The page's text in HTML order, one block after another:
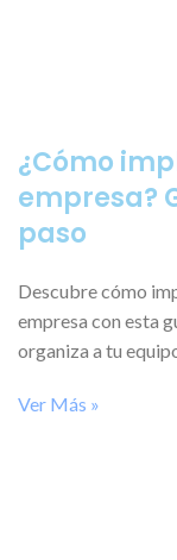
¿Cómo
empresa?
paso
Descubre cómo
empresa con esta
organiza a tu
Ver Más »